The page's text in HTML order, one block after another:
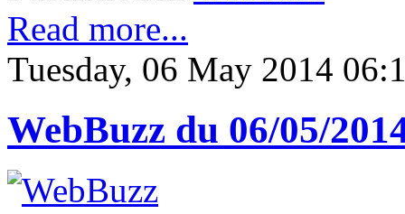
Read more...
Tuesday, 06 May 2014
WebBuzz du 06/05/